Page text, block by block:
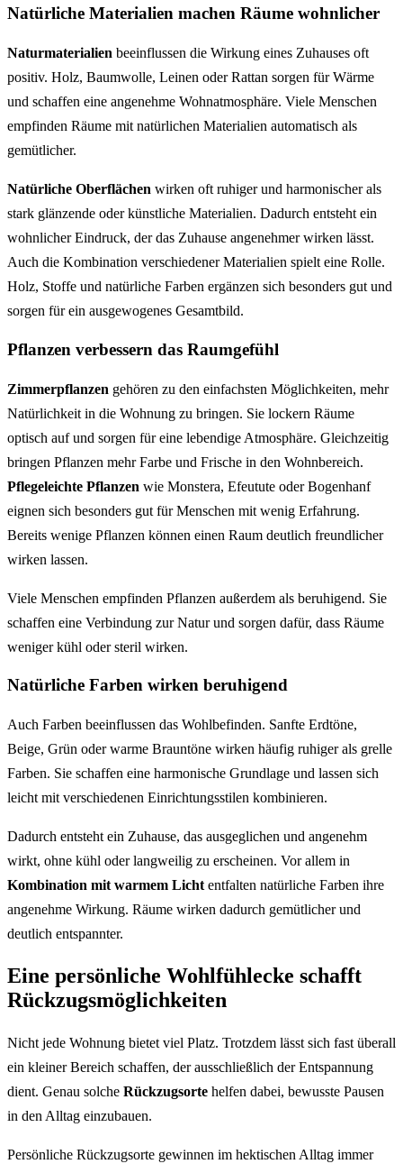
Natürliche Materialien machen Räume wohnlicher
Naturmaterialien beeinflussen die Wirkung eines Zuhauses oft
positiv. Holz, Baumwolle, Leinen oder Rattan sorgen für Wärme
und schaffen eine angenehme Wohnatmosphäre. Viele Menschen
empfinden Räume mit natürlichen Materialien automatisch als
gemütlicher.
Natürliche Oberflächen wirken oft ruhiger und harmonischer als
stark glänzende oder künstliche Materialien. Dadurch entsteht ein
wohnlicher Eindruck, der das Zuhause angenehmer wirken lässt.
Auch die Kombination verschiedener Materialien spielt eine Rolle.
Holz, Stoffe und natürliche Farben ergänzen sich besonders gut und
sorgen für ein ausgewogenes Gesamtbild.
Pflanzen verbessern das Raumgefühl
Zimmerpflanzen gehören zu den einfachsten Möglichkeiten, mehr
Natürlichkeit in die Wohnung zu bringen. Sie lockern Räume
optisch auf und sorgen für eine lebendige Atmosphäre. Gleichzeitig
bringen Pflanzen mehr Farbe und Frische in den Wohnbereich.
Pflegeleichte Pflanzen wie Monstera, Efeutute oder Bogenhanf
eignen sich besonders gut für Menschen mit wenig Erfahrung.
Bereits wenige Pflanzen können einen Raum deutlich freundlicher
wirken lassen.
Viele Menschen empfinden Pflanzen außerdem als beruhigend. Sie
schaffen eine Verbindung zur Natur und sorgen dafür, dass Räume
weniger kühl oder steril wirken.
Natürliche Farben wirken beruhigend
Auch Farben beeinflussen das Wohlbefinden. Sanfte Erdtöne,
Beige, Grün oder warme Brauntöne wirken häufig ruhiger als grelle
Farben. Sie schaffen eine harmonische Grundlage und lassen sich
leicht mit verschiedenen Einrichtungsstilen kombinieren.
Dadurch entsteht ein Zuhause, das ausgeglichen und angenehm
wirkt, ohne kühl oder langweilig zu erscheinen. Vor allem in
Kombination mit warmem Licht entfalten natürliche Farben ihre
angenehme Wirkung. Räume wirken dadurch gemütlicher und
deutlich entspannter.
Eine persönliche Wohlfühlecke schafft
Rückzugsmöglichkeiten
Nicht jede Wohnung bietet viel Platz. Trotzdem lässt sich fast überall
ein kleiner Bereich schaffen, der ausschließlich der Entspannung
dient. Genau solche Rückzugsorte helfen dabei, bewusste Pausen
in den Alltag einzubauen.
Persönliche Rückzugsorte gewinnen im hektischen Alltag immer